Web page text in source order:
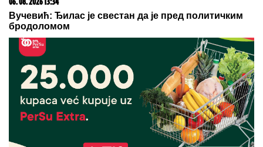
06. 08. 2026 13:34
Вучевић: Ђилас је свестан да је пред политичким
бродоломом